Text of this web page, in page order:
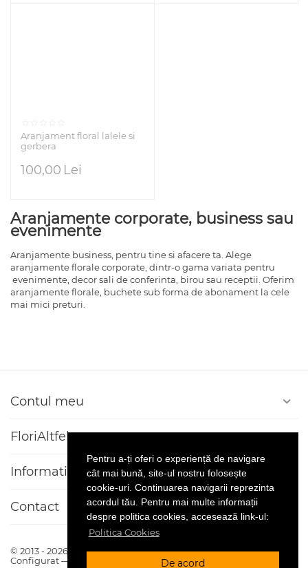
Pentru a-ți oferi o experiență de navigare
cât mai bună, site-ul nostru folosește
cookie-uri. Continuarea navigarii reprezinta
acordul tău. Pentru mai multe informații
despre politica cookies, accesează link-ul:
Politica Cookies
De acord
Aranjamente corporate, business sau
evenimente
Aranjamente business, pentru tine si afacere ta. Alege
aranjamente florale corporate, dintr-o gama variata pentru
evenimente, decor sali de conferinta, birou sau receptii. Oferim
aranjamente florale, buchete sub forma de abonament la cele
mai mici preturi.
Aranjament floral lalele si
gerbera
100,00 Lei
Contul meu
FloriAltfel
Informatii client
Contact
© 2013 - 2026 Florialtfel.ro. PlatformaCS-CartRealizat si
Configurat —